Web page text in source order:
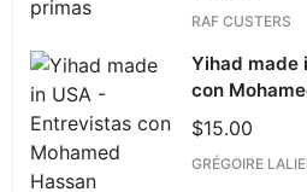
RAF CUSTERS
Yihad made
con
$15.00
GRÉGOIRE